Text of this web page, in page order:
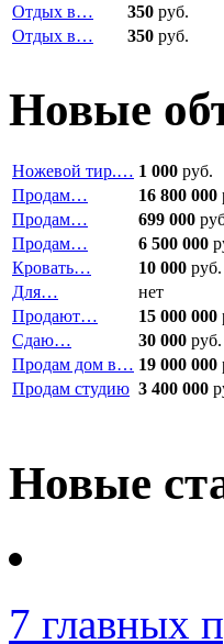
Отдых в…
350 руб.
Отдых в…
350 руб.
Новые
Ножевой тир.… 1 000 руб.
Продам…
16 800 000
Продам…
699 000
Продам…
6 500 000
Кровать…
10 000 руб.
Для…
нет
Продают…
15 000 000
Сдаю…
30 000 руб.
Продам дом в… 19 000 000
Продам студию 3 400 000
Новые
7 главных